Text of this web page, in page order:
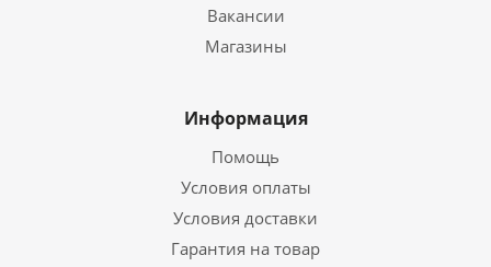
Вакансии
Магазины
Информация
Помощь
Условия оплаты
Условия доставки
Гарантия на товар